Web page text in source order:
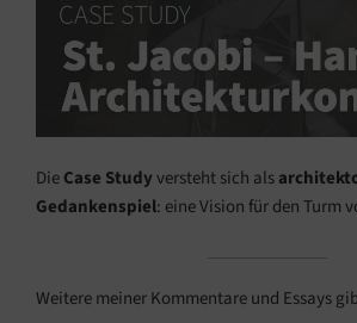
DieCase Studyversteht sich als
Gedankenspiel: eine Vision für den Turm
Weitere meiner Kommentare und Essays